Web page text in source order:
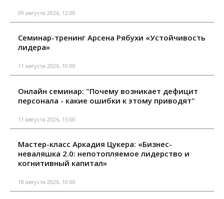
09 августа 2026, 12:00
Семинар-тренинг Арсена Рябухи «Устойчивость
лидера»
11 августа 2026, 10:00
Онлайн семинар: "Почему возникает дефицит
персонала - какие ошибки к этому приводят"
11 августа 2026, 15:00
Мастер-класс Аркадия Цукера: «Бизнес-
неваляшка 2.0: непотопляемое лидерство и
когнитивный капитал»
18 августа 2026, 10:00